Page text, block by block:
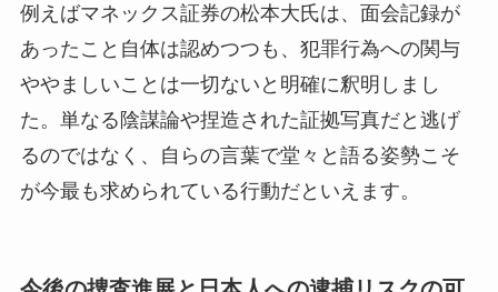
例えばマネックス証券の松本大氏は、面会記録が
あったこと自体は認めつつも、犯罪行為への関与
ややましいことは一切ないと明確に釈明しまし
た。単なる陰謀論や捏造された証拠写真だと逃げ
るのではなく、自らの言葉で堂々と語る姿勢こそ
が今最も求められている行動だといえます。